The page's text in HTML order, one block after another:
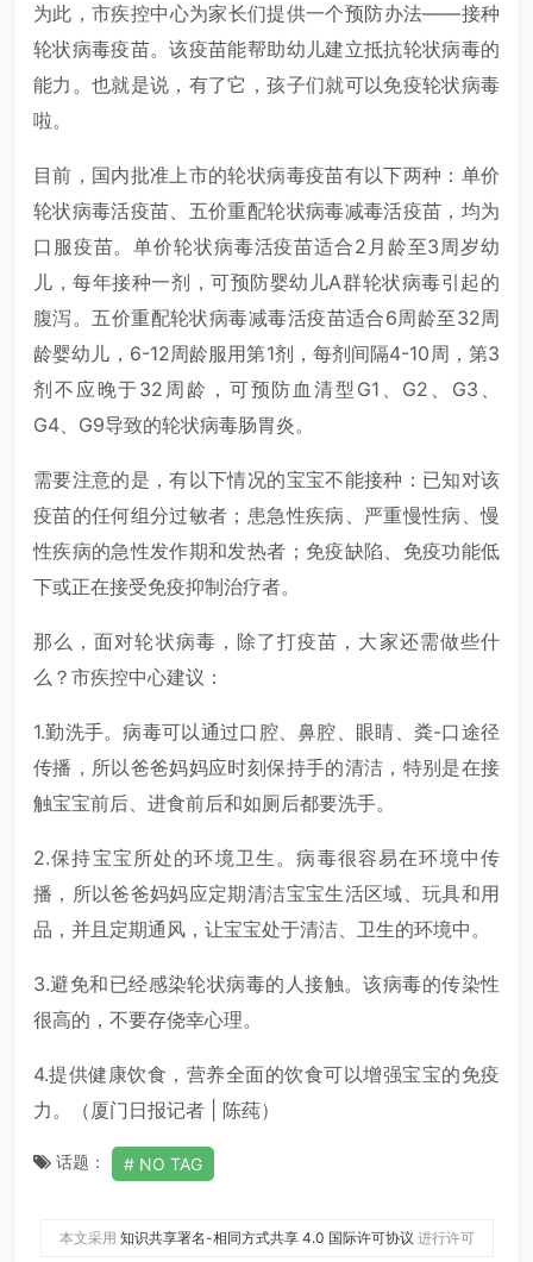
为此，市疾控中心为家长们提供一个预防办法——接种
轮状病毒疫苗。该疫苗能帮助幼儿建立抵抗轮状病毒的
能力。也就是说，有了它，孩子们就可以免疫轮状病毒
啦。
目前，国内批准上市的轮状病毒疫苗有以下两种：单价
轮状病毒活疫苗、五价重配轮状病毒减毒活疫苗，均为
口服疫苗。单价轮状病毒活疫苗适合2月龄至3周岁幼
儿，每年接种一剂，可预防婴幼儿A群轮状病毒引起的
腹泻。五价重配轮状病毒减毒活疫苗适合6周龄至32周
龄婴幼儿，6-12周龄服用第1剂，每剂间隔4-10周，第3
剂不应晚于32周龄，可预防血清型G1、G2、G3、
G4、G9导致的轮状病毒肠胃炎。
需要注意的是，有以下情况的宝宝不能接种：已知对该
疫苗的任何组分过敏者；患急性疾病、严重慢性病、慢
性疾病的急性发作期和发热者；免疫缺陷、免疫功能低
下或正在接受免疫抑制治疗者。
那么，面对轮状病毒，除了打疫苗，大家还需做些什
么？市疾控中心建议：
1.勤洗手。病毒可以通过口腔、鼻腔、眼睛、粪-口途径
传播，所以爸爸妈妈应时刻保持手的清洁，特别是在接
触宝宝前后、进食前后和如厕后都要洗手。
2.保持宝宝所处的环境卫生。病毒很容易在环境中传
播，所以爸爸妈妈应定期清洁宝宝生活区域、玩具和用
品，并且定期通风，让宝宝处于清洁、卫生的环境中。
3.避免和已经感染轮状病毒的人接触。该病毒的传染性
很高的，不要存侥幸心理。
4.提供健康饮食，营养全面的饮食可以增强宝宝的免疫
力。（厦门日报记者 | 陈莼）
话题： NO TAG
本文采用 知识共享署名-相同方式共享 4.0 国际许可协议 进行许可